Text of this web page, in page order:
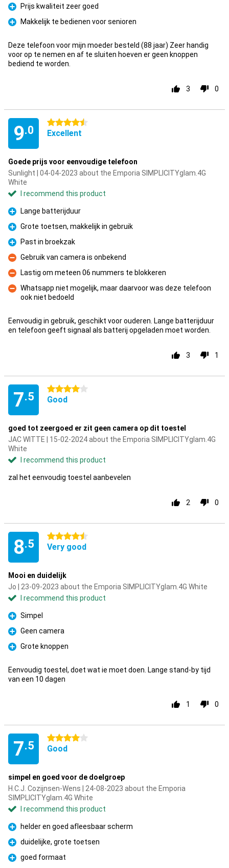
Pro
Prijs kwaliteit zeer goed
Pro
Makkelijk te bedienen voor senioren
Deze telefoon voor mijn moeder besteld (88 jaar) Zeer handig
voor op te nemen en af te sluiten hoeven er geen knoppen
bediend te worden.
3 0
9.0
4.5 stars
Excellent
Goede prijs voor eenvoudige telefoon
Sunlight | 04-04-2023 about the Emporia SIMPLICITYglam.4G
White
I recommend this product
Pro
Lange batterijduur
Pro
Grote toetsen, makkelijk in gebruik
Pro
Past in broekzak
Con
Gebruik van camera is onbekend
Con
Lastig om meteen 06 nummers te blokkeren
Con
Whatsapp niet mogelijk, maar daarvoor was deze telefoon
ook niet bedoeld
Eenvoudig in gebruik, geschikt voor ouderen. Lange batterijduur
en telefoon geeft signaal als batterij opgeladen moet worden.
3 1
7.5
4 stars
Good
goed tot zeergoed er zit geen camera op dit toestel
JAC WITTE | 15-02-2024 about the Emporia SIMPLICITYglam.4G
White
I recommend this product
zal het eenvoudig toestel aanbevelen
2 0
8.5
4.5 stars
Very good
Mooi en duidelijk
Jo | 23-09-2023 about the Emporia SIMPLICITYglam.4G White
I recommend this product
Pro
Simpel
Pro
Geen camera
Pro
Grote knoppen
Eenvoudig toestel, doet wat ie moet doen. Lange stand-by tijd
van een 10 dagen
1 0
7.5
4 stars
Good
simpel en goed voor de doelgroep
H.C.J. Cozijnsen-Wens | 24-08-2023 about the Emporia
SIMPLICITYglam.4G White
I recommend this product
Pro
helder en goed afleesbaar scherm
Pro
duidelijke, grote toetsen
Pro
goed formaat